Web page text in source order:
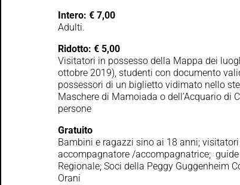
Intero: € 7,00
Adulti.
Ridotto: € 5,00
Visitatori in possesso della Mappa dei
ottobre 2019), studenti con documento
possessori di un biglietto vidimato nello
Maschere di Mamoiada o dell’Acquario di
persone
Gratuito
Bambini e ragazzi sino ai 18 anni;
accompagnatore /accompagnatrice;
Regionale; Soci della Peggy Guggenheim
Orani